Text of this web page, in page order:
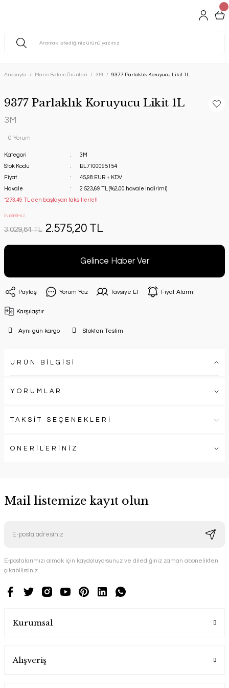
Anasayfa Marin Bakım Ürünleri 3M 9377 Parlaklık Koruyucu Likit 1L
9377 Parlaklık Koruyucu Likit 1L
3M
0 Yorum
Kategori
3M
Stok Kodu
BL7100095154
Fiyat
45,98 EUR + KDV
Havale
2.523,69 TL (%2,00 havale indirimi)
*273,49 TL den başlayan taksitlerle!!
İNDİRİMLİ
3.029,64 TL 2.575,20 TL
Gelince Haber Ver
Paylaş Yorum Yaz Tavsiye Et Fiyat Alarmı
Karşılaştır
Aynı gün kargo Stoktan Teslim
ÜRÜN BİLGİSİ
YORUMLAR
TAKSİT SEÇENEKLERİ
ÖNERİLERİNİZ
Mail listemize kayıt olun
E-postalarımızı almak için kaydoluyorsunuz ve dilediğiniz zaman abonelikten
çıkabilirsiniz.
Kurumsal
Alışveriş